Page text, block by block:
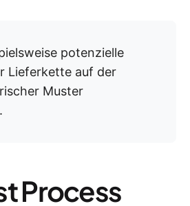
potenzielle
Lieferkette auf der
Muster
Process